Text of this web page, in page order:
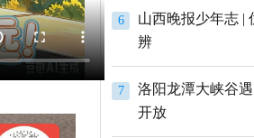
6
山西晚报少年志
辨
7
洛阳龙潭大峡谷
开放